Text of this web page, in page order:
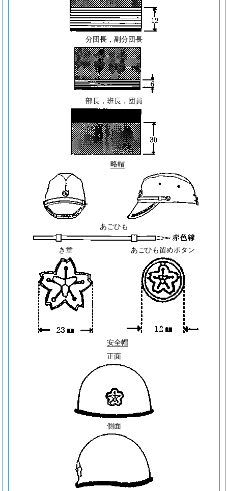
分団長，副分団長
部長，班長，団員
略帽
あごひも
き章 あごひも留めボタン
安全帽
正面
側面